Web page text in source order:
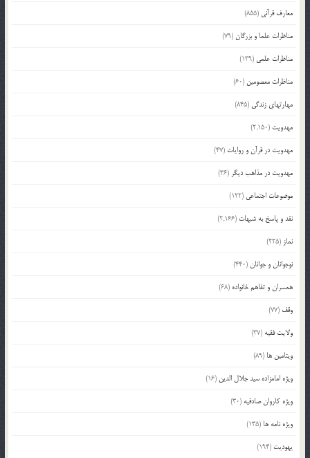
معارف قرآنی (855)
مناظرات علما و بزرگان(79)
مناظرات علمی (139)
مناظرات معصومین (60)
مهارتهای زندگی (845)
مهدویت (2,150)
مهدویت در قرآن و روایات (47)
مهدویت در مذاهب دیگر (36)
موضوعات اجتماعی (122)
نقد و پاسخ به شبهات (2,166)
نماز (225)
نوجوانان و جوانان(440)
همسران و تفاهم خانواده (68)
وقف (77)
ولایت فقیه (37)
ویتامین ها (89)
ویژه امامزاده سید جلال الدین (16)
ویژه کاروان صادقیه (30)
ویژه نامه ها (135)
یهودیت (194)